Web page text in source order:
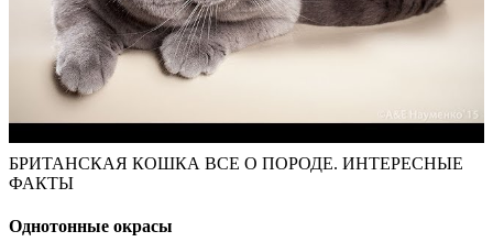
БРИТАНСКАЯ КОШКА ВСЕ О ПОРОДЕ. ИНТЕРЕСНЫЕ
ФАКТЫ
Однотонные окрасы